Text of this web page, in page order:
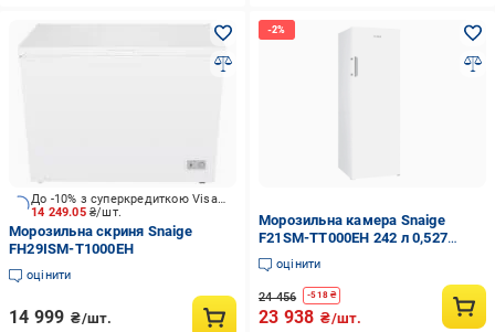
14 249.05 ₴/шт.
До -10% з суперкредиткою Visa Вигода
Морозильна скриня Snaige
FH29ISM-T1000EH
оцінити
14 999 ₴/шт.
Морозильна камера Snaige
F21SM-TT000EH 242 л 0,527
кВт·год 170 см Білий (36521830)
оцінити
24 456 -518₴
23 938 ₴/шт.